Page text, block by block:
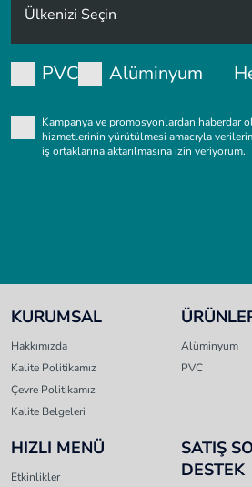
PVC Alüminyum
Kampanya ve promosyonlardan haberdar
hizmetlerinin yürütülmesi amacıyla
iş ortaklarına aktarılmasına izin veriyorum.
KURUMSAL
Hakkımızda
Kalite Politikamız
Çevre Politikamız
Kalite Belgeleri
Alüminyum
PVC
HIZLI MENÜ
Etkinlikler
SATIŞ
DESTEK